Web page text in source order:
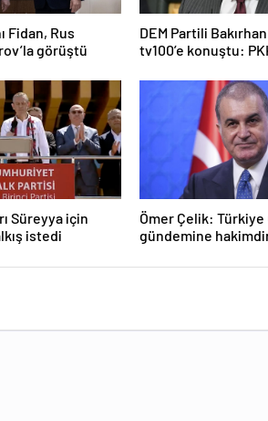
Fidan, Rus
görüştü
DEM Partili
tv100’e konuştu:
Süreyya için
istedi
Ömer Çelik:
gündemine